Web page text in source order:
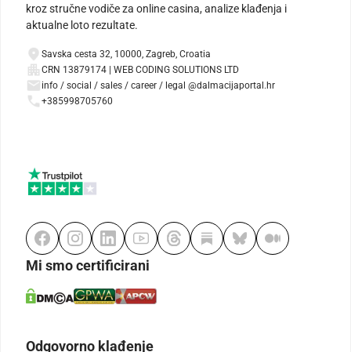
kroz stručne vodiče za online casina, analize klađenja i
aktualne loto rezultate.
Savska cesta 32, 10000, Zagreb, Croatia
CRN 13879174 | WEB CODING SOLUTIONS LTD
info / social / sales / career / legal @dalmacijaportal.hr
+385998705760
Mi smo certificirani
Odgovorno klađenje